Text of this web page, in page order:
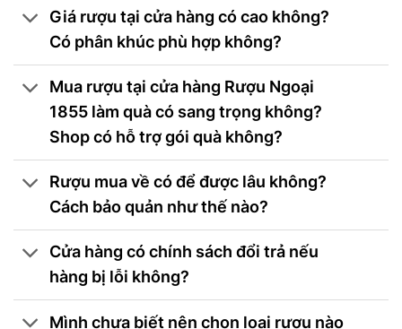
Giá rượu tại cửa hàng có cao không?
Có phân khúc phù hợp không?
Mua rượu tại cửa hàng Rượu Ngoại
1855 làm quà có sang trọng không?
Shop có hỗ trợ gói quà không?
Rượu mua về có để được lâu không?
Cách bảo quản như thế nào?
Cửa hàng có chính sách đổi trả nếu
hàng bị lỗi không?
Mình chưa biết nên chọn loại rượu nào